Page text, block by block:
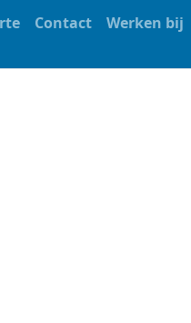
Contact Werken bij